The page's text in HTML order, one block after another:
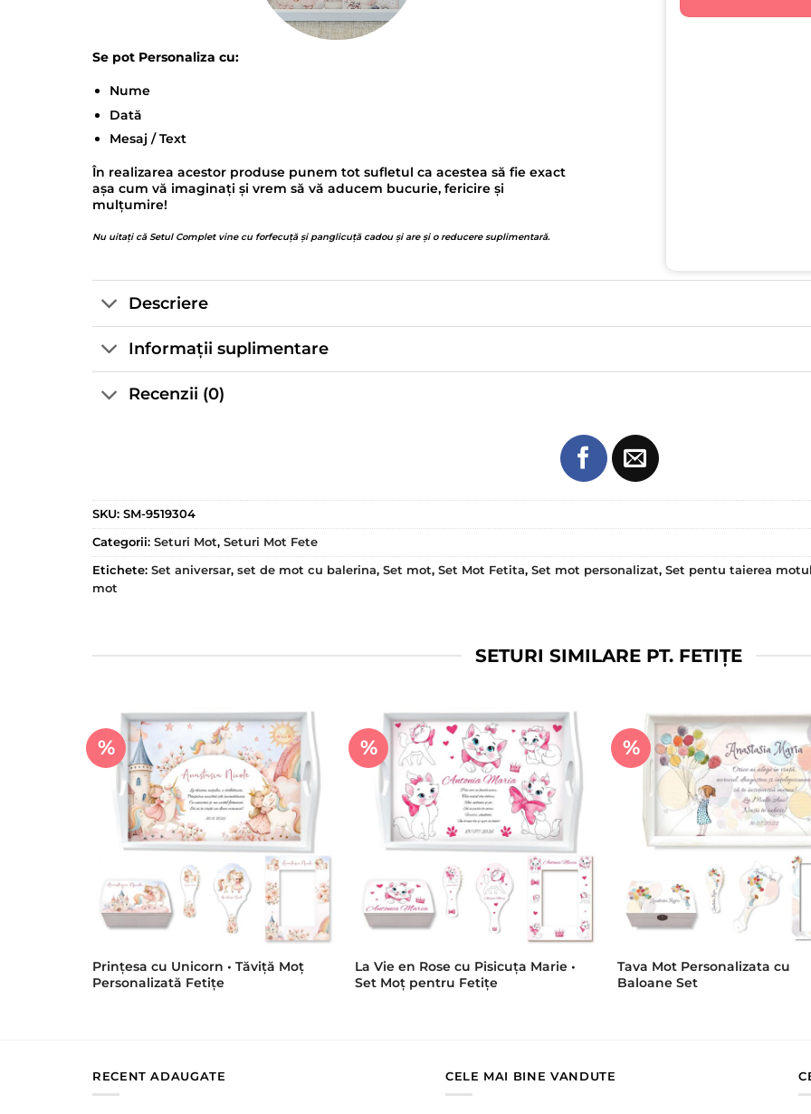
Se pot Personaliza cu:
Nume
Dată
Mesaj / Text
În realizarea acestor produse punem tot sufletul ca acestea să fie exact
așa cum vă imaginați și vrem să vă aducem bucurie, fericire și
mulțumire!
Nu uitați că Setul Complet vine cu forfecuță și panglicuță cadou și are și o reducere suplimentară.
Descriere
Informații suplimentare
Recenzii (0)
SKU: SM-9519304
Categorii: Seturi Mot, Seturi Mot Fete
Etichete: Set aniversar, set de mot cu balerina, Set mot, Set Mot Fetita, Set mot personalizat, Set pentu taierea
mot
SETURI SIMILARE PT. FETIȚE
%
Prințesa cu Unicorn • Tăviță Moț
Personalizată Fetițe
%
La Vie en Rose cu Pisicuța Marie •
Set Moț pentru Fetițe
%
Tava Mot Personalizata cu
Baloane Set
RECENT ADAUGATE CELE MAI BINE VANDUTE